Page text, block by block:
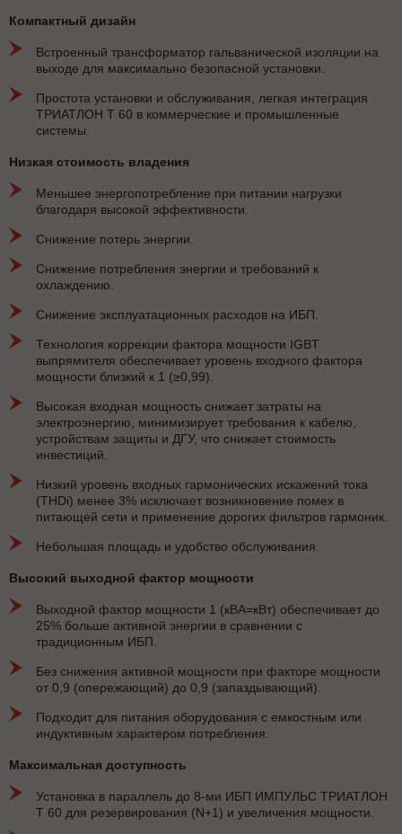
Компактный дизайн
Встроенный трансформатор гальванической изоляции на
выходе для максимально безопасной установки.
Простота установки и обслуживания, легкая интеграция
ТРИАТЛОН Т 60 в коммерческие и промышленные
системы.
Низкая стоимость владения
Меньшее энергопотребление при питании нагрузки
благодаря высокой эффективности.
Снижение потерь энергии.
Снижение потребления энергии и требований к
охлаждению.
Снижение эксплуатационных расходов на ИБП.
Технология коррекции фактора мощности IGBT
выпрямителя обеспечивает уровень входного фактора
мощности близкий к 1 (≥0,99).
Высокая входная мощность снижает затраты на
электроэнергию, минимизирует требования к кабелю,
устройствам защиты и ДГУ, что снижает стоимость
инвестиций.
Низкий уровень входных гармонических искажений тока
(THDi) менее 3% исключает возникновение помех в
питающей сети и применение дорогих фильтров гармоник.
Небольшая площадь и удобство обслуживания.
Высокий выходной фактор мощности
Выходной фактор мощности 1 (кВА=кВт) обеспечивает до
25% больше активной энергии в сравнении с
традиционным ИБП.
Без снижения активной мощности при факторе мощности
от 0,9 (опережающий) до 0,9 (запаздывающий).
Подходит для питания оборудования с емкостным или
индуктивным характером потребления.
Максимальная доступность
Установка в параллель до 8-ми ИБП ИМПУЛЬС ТРИАТЛОН
Т 60 для резервирования (N+1) и увеличения мощности.